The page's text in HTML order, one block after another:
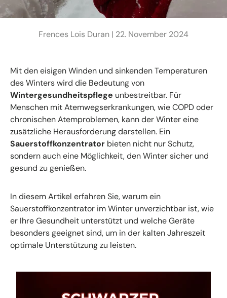
Frences Lois Duran | 22. November 2024
Mit den eisigen Winden und sinkenden Temperaturen
des Winters wird die Bedeutung von
Wintergesundheitspflege unbestreitbar. Für
Menschen mit Atemwegserkrankungen, wie COPD oder
chronischen Atemproblemen, kann der Winter eine
zusätzliche Herausforderung darstellen. Ein
Sauerstoffkonzentrator bieten nicht nur Schutz,
sondern auch eine Möglichkeit, den Winter sicher und
gesund zu genießen.
In diesem Artikel erfahren Sie, warum ein
Sauerstoffkonzentrator im Winter unverzichtbar ist, wie
er Ihre Gesundheit unterstützt und welche Geräte
besonders geeignet sind, um in der kalten Jahreszeit
optimale Unterstützung zu leisten.